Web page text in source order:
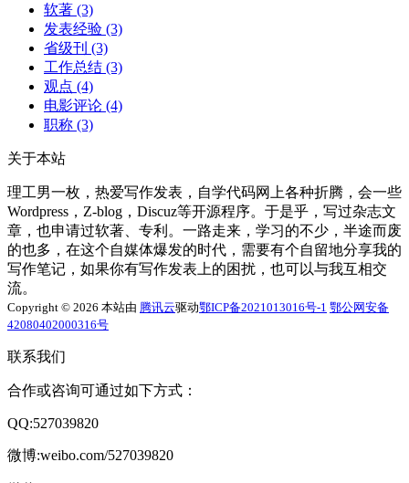
软著 (3)
发表经验 (3)
省级刊 (3)
工作总结 (3)
观点 (4)
电影评论 (4)
职称 (3)
关于本站
理工男一枚，热爱写作发表，自学代码网上各种折腾，会一些
Wordpress，Z-blog，Discuz等开源程序。于是乎，写过杂志文
章，也申请过软著、专利。一路走来，学习的不少，半途而废
的也多，在这个自媒体爆发的时代，需要有个自留地分享我的
写作笔记，如果你有写作发表上的困扰，也可以与我互相交
流。
Copyright © 2026 本站由 腾讯云驱动鄂ICP备2021013016号-1 鄂公网安备
42080402000316号
联系我们
合作或咨询可通过如下方式：
QQ:527039820
微博:weibo.com/527039820